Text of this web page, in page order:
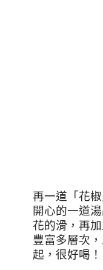
再一道「花
開心的一道
花的滑，再
豐富多層次
起，很好喝！